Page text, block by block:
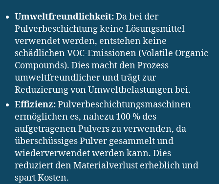
Umweltfreundlichkeit:Da bei der
Pulverbeschichtung keine Lösungsmittel
verwendet werden, entstehen keine
schädlichen VOC-Emissionen (Volatile Organic
Compounds). Dies macht den Prozess
umweltfreundlicher und trägt zur
Reduzierung von Umweltbelastungen bei.
Effizienz:Pulverbeschichtungsmaschinen
ermöglichen es, nahezu 100 % des
aufgetragenen Pulvers zu verwenden, da
überschüssiges Pulver gesammelt und
wiederverwendet werden kann. Dies
reduziert den Materialverlust erheblich und
spart Kosten.